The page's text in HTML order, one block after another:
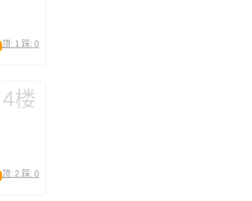
顶: 1 踩: 0
4楼
顶: 2 踩: 0